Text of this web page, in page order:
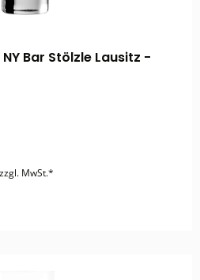
Bar Stölzle Lausitz -
MwSt.*